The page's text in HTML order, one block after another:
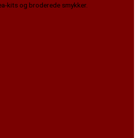
kits og broderede smykker.